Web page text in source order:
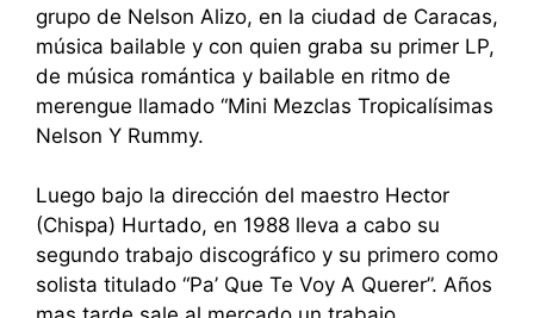
grupo de Nelson Alizo, en la ciudad de Caracas,
música bailable y con quien graba su primer LP,
de música romántica y bailable en ritmo de
merengue llamado “Mini Mezclas Tropicalísimas
Nelson Y Rummy.
Luego bajo la dirección del maestro Hector
(Chispa) Hurtado, en 1988 lleva a cabo su
segundo trabajo discográfico y su primero como
solista titulado “Pa’ Que Te Voy A Querer”. Años